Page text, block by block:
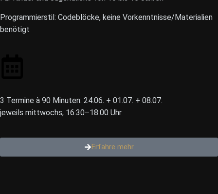
Programmierstil: Codeblöcke, keine Vorkenntnisse/Materialien
benötigt
3 Termine à 90 Minuten: 24.06. + 01.07. + 08.07.
jeweils mittwochs, 16:30–18:00 Uhr
Erfahre mehr